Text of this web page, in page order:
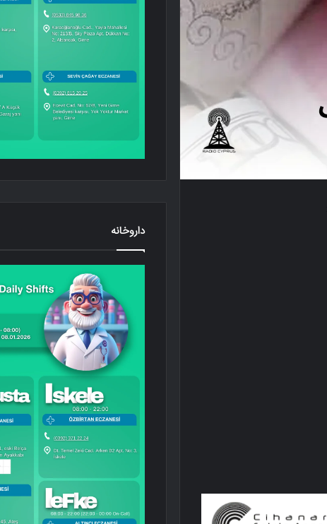
داروخانه